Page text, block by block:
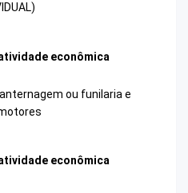
econômica
ou funilaria e
econômica